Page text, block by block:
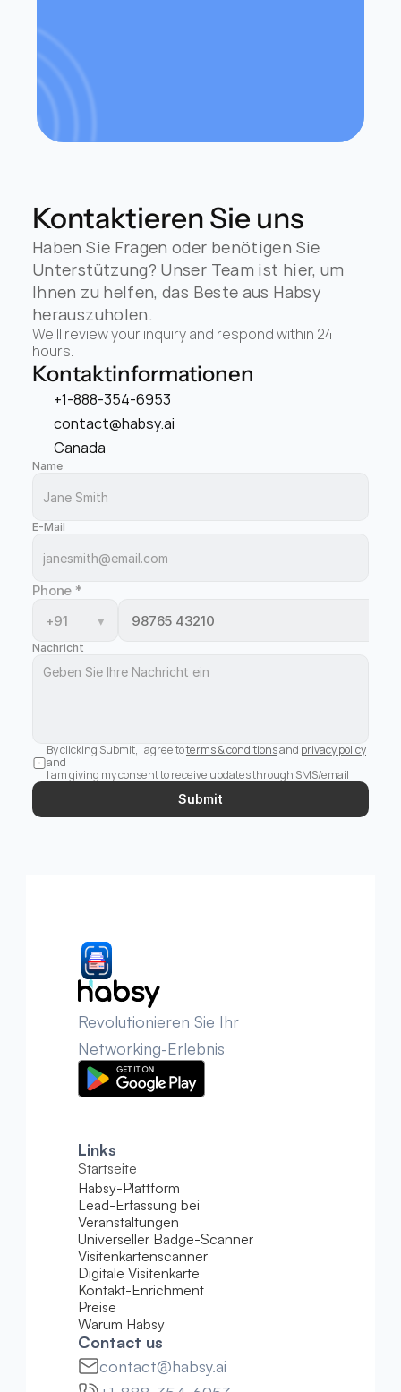
Kontaktieren Sie uns
Haben Sie Fragen oder benötigen Sie
Unterstützung? Unser Team ist hier, um
Ihnen zu helfen, das Beste aus Habsy
herauszuholen.
We'll review your inquiry and respond within 24
hours.
Kontaktinformationen
+1-888-354-6953
contact@habsy.ai
Canada
Name
E-Mail
Phone *
+91
▾
Nachricht
By clicking Submit, I agree to terms & conditions and privacy policy
and
I am giving my consent to receive updates through SMS/email
Submit
Revolutionieren Sie Ihr
Networking-Erlebnis
Links
Startseite
Habsy-Plattform
Lead-Erfassung bei
Veranstaltungen
Universeller Badge-Scanner
Visitenkartenscanner
Digitale Visitenkarte
Kontakt-Enrichment
Preise
Warum Habsy
Contact us
contact@habsy.ai